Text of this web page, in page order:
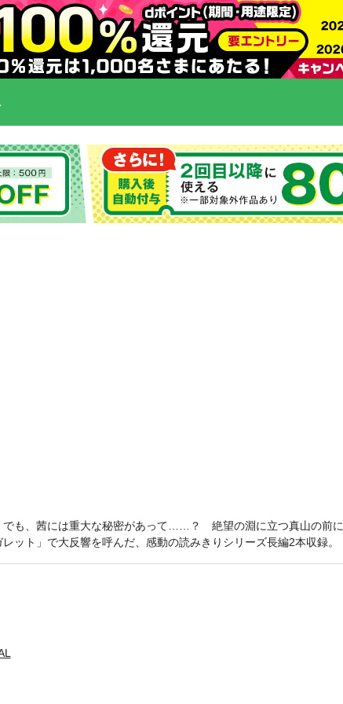
でも、茜には重大な秘密があって……？ 絶望の淵に立つ真山の前に
ト」で大反響を呼んだ、感動の読みきりシリーズ長編2本収録。